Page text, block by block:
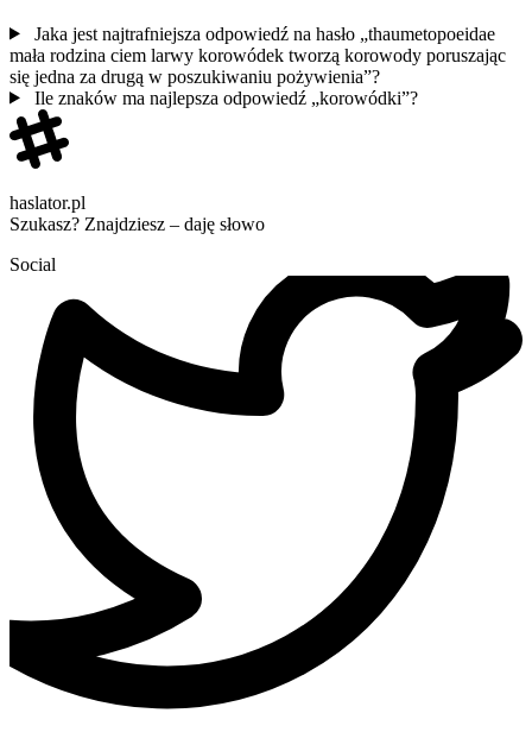
Jaka jest najtrafniejsza odpowiedź na hasło „thaumetopoeidae
mała rodzina ciem larwy korowódek tworzą korowody poruszając
się jedna za drugą w poszukiwaniu pożywienia”?
Ile znaków ma najlepsza odpowiedź „korowódki”?
haslator.pl
Szukasz? Znajdziesz – daję słowo
Social